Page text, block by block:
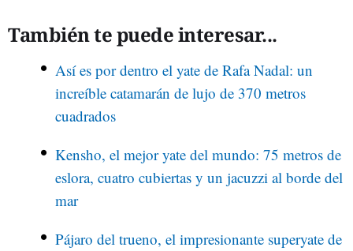
También te puede interesar...
Así es por dentro el yate de Rafa Nadal: un
increíble catamarán de lujo de 370 metros
cuadrados
Kensho, el mejor yate del mundo: 75 metros de
eslora, cuatro cubiertas y un jacuzzi al borde del
mar
Pájaro del trueno, el impresionante superyate de